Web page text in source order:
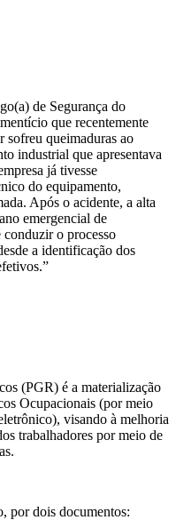
de Segurança do
que recentemente
sofreu queimaduras ao
industrial que apresentava
já tivesse
do equipamento,
Após o acidente, a alta
emergencial de
conduzir o processo
a identificação dos
(PGR) é a materialização
Ocupacionais (por meio
visando à melhoria
trabalhadores por meio de
por dois documentos: